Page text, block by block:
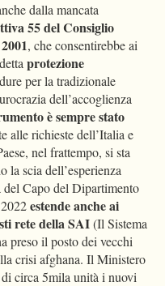
dalla mancata
55 del Consiglio
, che consentirebbe ai
protezione
per la tradizionale
dell’accoglienza
è sempre stato
alle richieste dell’Italia e
nel frattempo, si sta
la scia dell’esperienza
Capo del Dipartimento
estende anche ai
rete della SAI(Il Sistema
preso il posto dei vecchi
crisi afghana. Il Ministero
circa 5mila unità i nuovi